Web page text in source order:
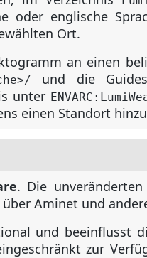
oder englische
Ort.
an einen
und die
unter
einen Standort
. Die
Aminet und
und beeinflusst
zur